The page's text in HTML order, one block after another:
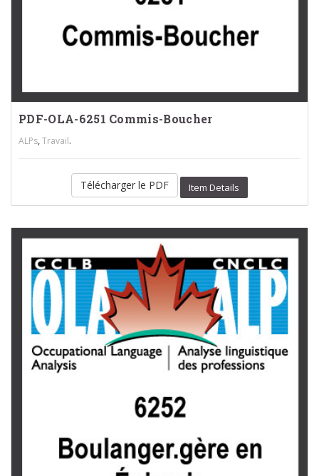
PDF-OLA-6251 Commis-Boucher
ALPs,Travail.
Télécharger le PDF Item Details